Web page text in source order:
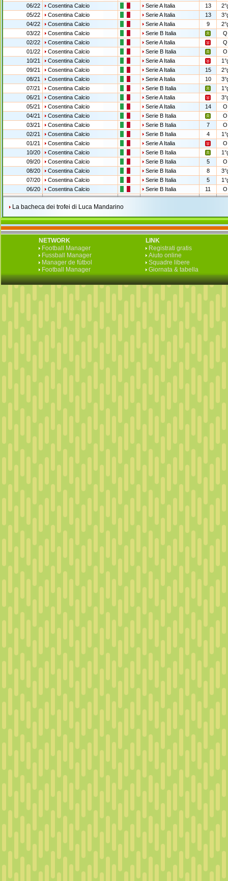
06/22
Cosentina Calcio Serie A Italia 13
05/22
Cosentina Calcio Serie A Italia 13
04/22
Cosentina Calcio Serie A Italia 9
03/22
Cosentina Calcio Serie B Italia
Q
02/22
Cosentina Calcio Serie A Italia
Q
01/22
Cosentina Calcio Serie B Italia
O
10/21
Cosentina Calcio Serie A Italia
09/21
Cosentina Calcio Serie A Italia 15
08/21
Cosentina Calcio Serie A Italia 10
07/21
Cosentina Calcio Serie B Italia
06/21
Cosentina Calcio Serie A Italia
05/21
Cosentina Calcio Serie A Italia 14
O
04/21
Cosentina Calcio Serie B Italia
O
03/21
Cosentina Calcio Serie B Italia 7
O
02/21
Cosentina Calcio Serie B Italia 4
01/21
Cosentina Calcio Serie A Italia
O
10/20
Cosentina Calcio Serie B Italia
09/20
Cosentina Calcio Serie B Italia 5
O
08/20
Cosentina Calcio Serie B Italia 8
07/20
Cosentina Calcio Serie B Italia 5
06/20
Cosentina Calcio Serie B Italia 11 O
La bacheca dei trofei di Luca Mandarino
NETWORK
Football Manager
Fussball Manager
Manager de fútbol
Football Manager
LINK
Registrati gratis
Aiuto online
Squadre libere
Giornata & tabella